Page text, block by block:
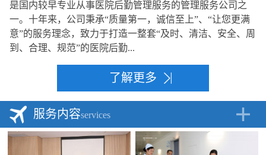
是国内较早专业从事医院后勤管理服务的管理服务公司之
一。十年来，公司秉承“质量第一，诚信至上”、“让您更满
意”的服务理念，致力于打造一整套“及时、清洁、安全、周
到、合理、规范”的医院后勤...
了解更多
服务内容services